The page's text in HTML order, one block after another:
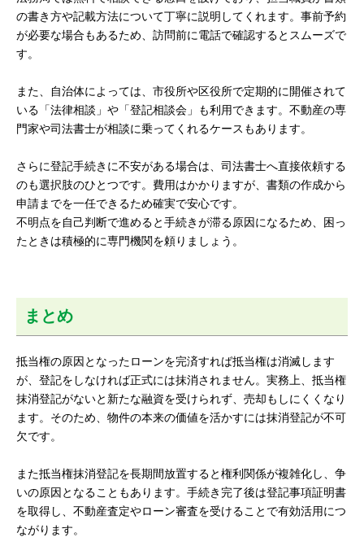
の書き方や記載方法について丁寧に説明してくれます。事前予約
が必要な場合もあるため、訪問前に電話で確認するとスムーズで
す。
また、自治体によっては、市役所や区役所で定期的に開催されて
いる「法律相談」や「登記相談会」も利用できます。不動産の専
門家や司法書士が相談に乗ってくれるケースもあります。
さらに登記手続きに不安がある場合は、司法書士へ直接依頼する
のも選択肢のひとつです。費用はかかりますが、書類の作成から
申請までを一任できるため確実で安心です。
不明点を自己判断で進めると手続きが滞る原因になるため、困っ
たときは積極的に専門機関を頼りましょう。
まとめ
抵当権の原因となったローンを完済すれば抵当権は消滅します
が、登記をしなければ正式には抹消されません。実務上、抵当権
抹消登記がないと新たな融資を受けられず、売却もしにくくなり
ます。そのため、物件の本来の価値を活かすには抹消登記が不可
欠です。
また抵当権抹消登記を長期間放置すると権利関係が複雑化し、争
いの原因となることもあります。手続き完了後は登記事項証明書
を取得し、不動産査定やローン審査を受けることで有効活用につ
ながります。